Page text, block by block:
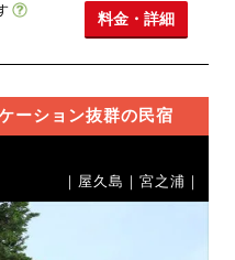
料金・詳細
ーション抜群の民宿
｜屋久島｜宮之浦｜